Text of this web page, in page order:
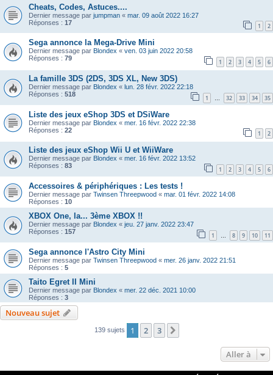
Cheats, Codes, Astuces....
Dernier message par jumpman « mar. 09 août 2022 16:27
Réponses : 17 1 2
Sega annonce la Mega-Drive Mini
Dernier message par Blondex « ven. 03 juin 2022 20:58
Réponses : 79 1 2 3 4 5 6
La famille 3DS (2DS, 3DS XL, New 3DS)
Dernier message par Blondex « lun. 28 févr. 2022 22:18
Réponses : 518 1 … 32 33 34 35
Liste des jeux eShop 3DS et DSiWare
Dernier message par Blondex « mer. 16 févr. 2022 22:38
Réponses : 22 1 2
Liste des jeux eShop Wii U et WiiWare
Dernier message par Blondex « mer. 16 févr. 2022 13:52
Réponses : 83 1 2 3 4 5 6
Accessoires & périphériques : Les tests !
Dernier message par Twinsen Threepwood « mar. 01 févr. 2022 14:08
Réponses : 10
XBOX One, la... 3ème XBOX !!
Dernier message par Blondex « jeu. 27 janv. 2022 23:47
Réponses : 157 1 … 8 9 10 11
Sega annonce l'Astro City Mini
Dernier message par Twinsen Threepwood « mer. 26 janv. 2022 21:51
Réponses : 5
Taito Egret II Mini
Dernier message par Blondex « mer. 22 déc. 2021 10:00
Réponses : 3
Nouveau sujet
139 sujets 1 2 3
Aller à